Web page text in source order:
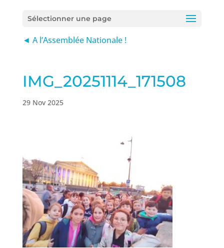
Sélectionner une page
◄ A l’Assemblée Nationale !
IMG_20251114_171508
29 Nov 2025